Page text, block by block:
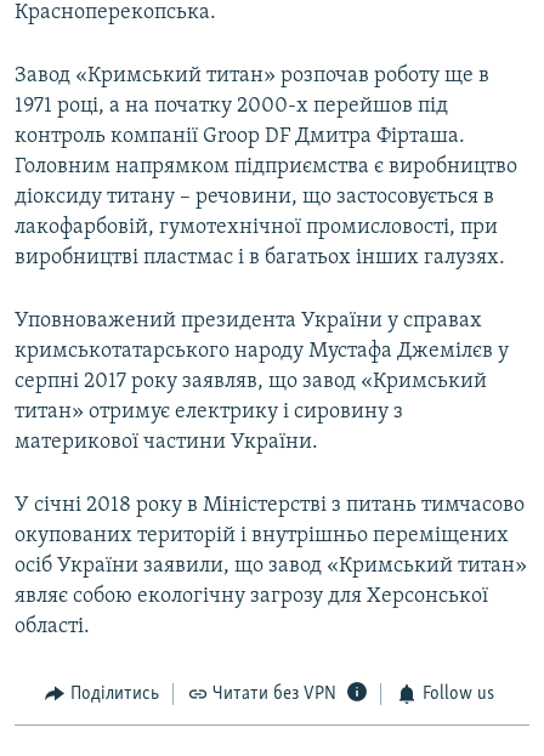
Красноперекопська.
Завод «Кримський титан» розпочав роботу ще в
1971 році, а на початку 2000-х перейшов під
контроль компанії Groop DF Дмитра Фірташа.
Головним напрямком підприємства є виробництво
діоксиду титану – речовини, що застосовується в
лакофарбовій, гумотехнічної промисловості, при
виробництві пластмас і в багатьох інших галузях.
Уповноважений президента України у справах
кримськотатарського народу Мустафа Джемілєв у
серпні 2017 року заявляв, що завод «Кримський
титан» отримує електрику і сировину з
материкової частини України.
У січні 2018 року в Міністерстві з питань тимчасово
окупованих територій і внутрішньо переміщених
осіб України заявили, що завод «Кримський титан»
являє собою екологічну загрозу для Херсонської
області.
Поділитись Читати без VPN Follow us